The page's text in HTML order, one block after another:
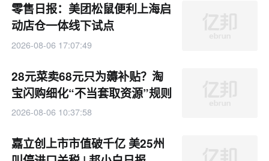
零售日报：美团松鼠便利上海启
动店仓一体线下试点
2026-08-06 17:07:49
28元菜卖68元只为薅补贴？淘
宝闪购细化“不当套取资源”规则
2026-08-06 10:37:58
嘉立创上市市值破千亿 美25州